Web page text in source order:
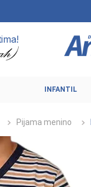
INFANTIL
Pijama menino